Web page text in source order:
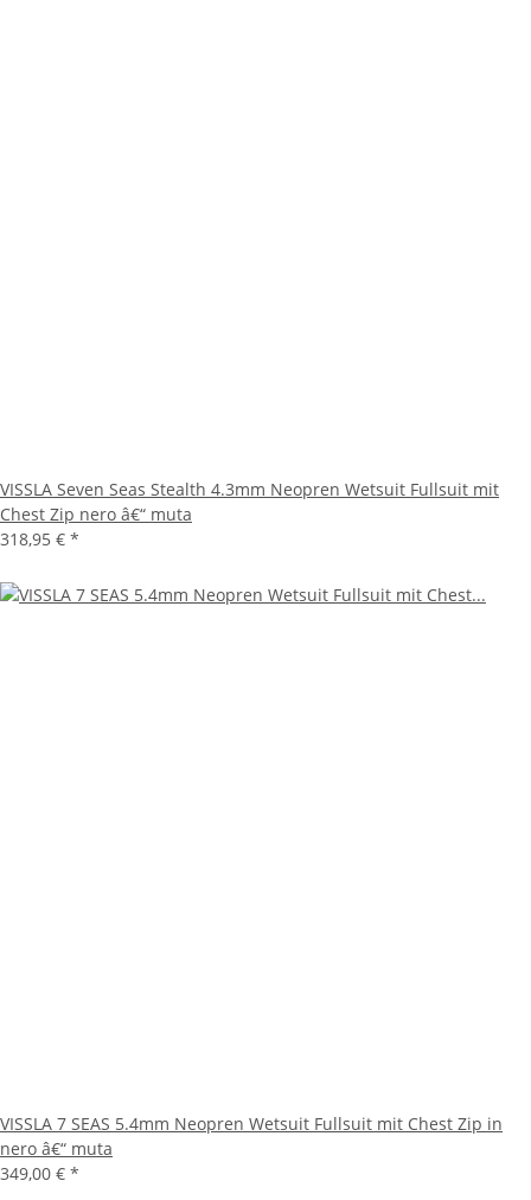
VISSLA Seven Seas Stealth 4.3mm Neopren Wetsuit Fullsuit mit
Chest Zip nero â€“ muta
318,95 € *
VISSLA 7 SEAS 5.4mm Neopren Wetsuit Fullsuit mit Chest Zip in
nero â€“ muta
349,00 € *